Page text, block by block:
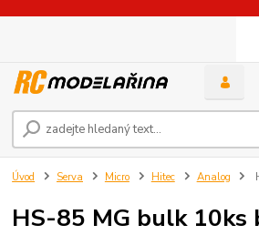
Úvod Serva Micro Hitec Analog
HS-85 MG bulk 10ks